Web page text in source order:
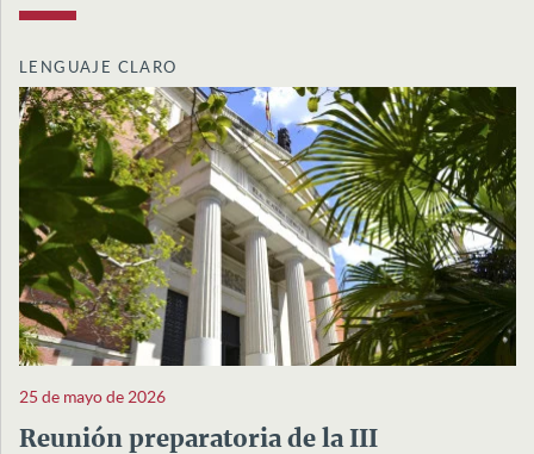
LENGUAJE CLARO
25 de mayo de 2026
Reunión preparatoria de la III